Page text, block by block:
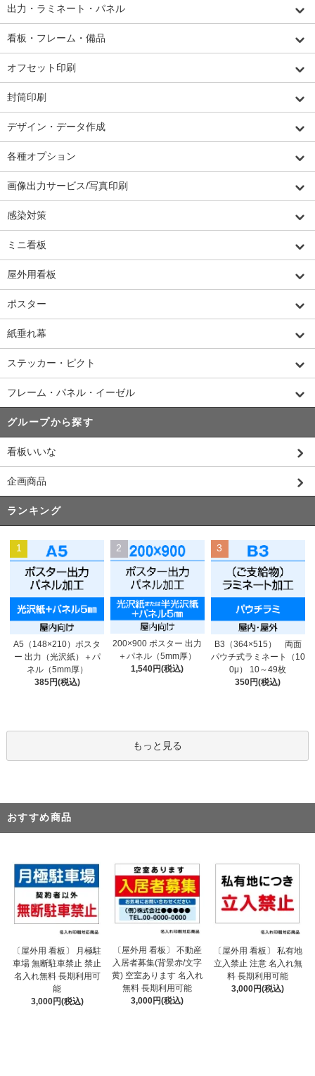
出力・ラミネート・パネル
看板・フレーム・備品
オフセット印刷
封筒印刷
デザイン・データ作成
各種オプション
画像出力サービス/写真印刷
感染対策
ミニ看板
屋外用看板
ポスター
紙垂れ幕
ステッカー・ピクト
フレーム・パネル・イーゼル
グループから探す
看板いいな
企画商品
ランキング
1
A5（148×210）ポスタ
ー 出力（光沢紙）＋パ
ネル（5mm厚）
385円(税込)
2
200×900 ポスター 出力
＋パネル（5mm厚）
1,540円(税込)
3
B3（364×515） 両面
パウチ式ラミネート（10
0μ） 10～49枚
350円(税込)
もっと見る
おすすめ商品
〔屋外用 看板〕 月極駐
車場 無断駐車禁止 禁止
名入れ無料 長期利用可
能
3,000円(税込)
〔屋外用 看板〕 不動産
入居者募集(背景赤/文字
黄) 空室あります 名入れ
無料 長期利用可能
3,000円(税込)
〔屋外用 看板〕 私有地
立入禁止 注意 名入れ無
料 長期利用可能
3,000円(税込)